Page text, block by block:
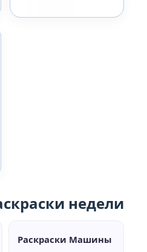
недели
Раскраски Машины